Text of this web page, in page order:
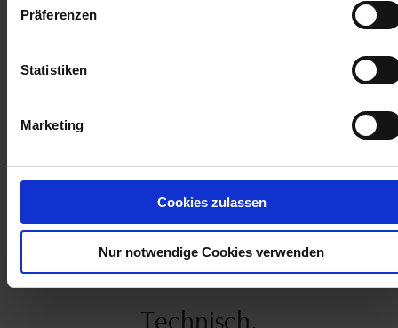
Präferenzen
Statistiken
Marketing
Cookies zulassen
Nur notwendige Cookies verwenden